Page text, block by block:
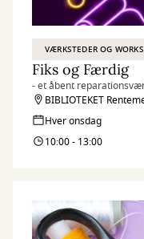
VÆRKSTEDER OG
Fiks og Færdig
- et åbent
BIBLIOTEKET
Hver onsdag
10:00 - 13:00